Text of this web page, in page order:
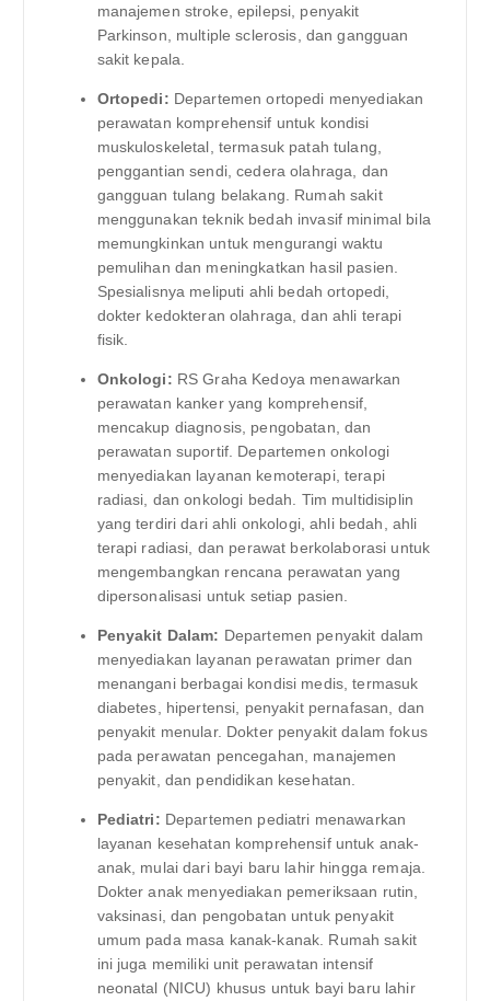
manajemen stroke, epilepsi, penyakit
Parkinson, multiple sclerosis, dan gangguan
sakit kepala.
Ortopedi: Departemen ortopedi menyediakan
perawatan komprehensif untuk kondisi
muskuloskeletal, termasuk patah tulang,
penggantian sendi, cedera olahraga, dan
gangguan tulang belakang. Rumah sakit
menggunakan teknik bedah invasif minimal bila
memungkinkan untuk mengurangi waktu
pemulihan dan meningkatkan hasil pasien.
Spesialisnya meliputi ahli bedah ortopedi,
dokter kedokteran olahraga, dan ahli terapi
fisik.
Onkologi: RS Graha Kedoya menawarkan
perawatan kanker yang komprehensif,
mencakup diagnosis, pengobatan, dan
perawatan suportif. Departemen onkologi
menyediakan layanan kemoterapi, terapi
radiasi, dan onkologi bedah. Tim multidisiplin
yang terdiri dari ahli onkologi, ahli bedah, ahli
terapi radiasi, dan perawat berkolaborasi untuk
mengembangkan rencana perawatan yang
dipersonalisasi untuk setiap pasien.
Penyakit Dalam: Departemen penyakit dalam
menyediakan layanan perawatan primer dan
menangani berbagai kondisi medis, termasuk
diabetes, hipertensi, penyakit pernafasan, dan
penyakit menular. Dokter penyakit dalam fokus
pada perawatan pencegahan, manajemen
penyakit, dan pendidikan kesehatan.
Pediatri: Departemen pediatri menawarkan
layanan kesehatan komprehensif untuk anak-
anak, mulai dari bayi baru lahir hingga remaja.
Dokter anak menyediakan pemeriksaan rutin,
vaksinasi, dan pengobatan untuk penyakit
umum pada masa kanak-kanak. Rumah sakit
ini juga memiliki unit perawatan intensif
neonatal (NICU) khusus untuk bayi baru lahir